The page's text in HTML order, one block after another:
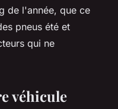
de l'année, que ce
pneus été et
qui ne
véhicule